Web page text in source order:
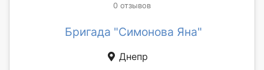
0 отзывов
Бригада "Симонова Яна"
Днепр